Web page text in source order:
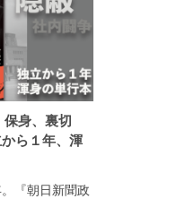
保身、裏切
ら１年、渾
『朝日新聞政